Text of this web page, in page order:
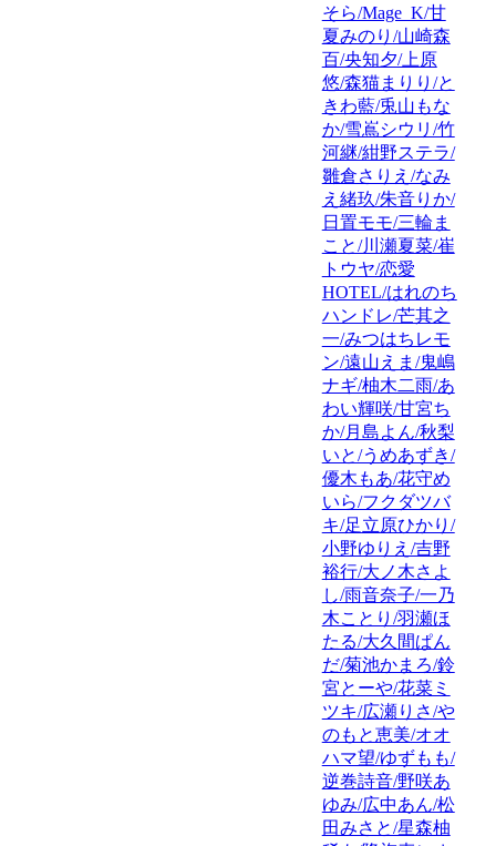
そら/Mage_K/甘
夏みのり/山崎森
百/央知夕/上原
悠/森猫まりり/と
きわ藍/兎山もな
か/雪嶌シウリ/竹
河継/紺野ステラ/
雛倉さりえ/なみ
え緒玖/朱音りか/
日置モモ/三輪ま
こと/川瀬夏菜/崔
トウヤ/恋愛
HOTEL/はれのち
ハンドレ/芒其之
一/みつはちレモ
ン/遠山えま/鬼嶋
ナギ/柚木二雨/あ
わい輝咲/甘宮ち
か/月島よん/秋梨
いと/うめあずき/
優木もあ/花守め
いら/フクダツバ
キ/足立原ひかり/
小野ゆりえ/吉野
裕行/大ノ木さよ
し/雨音奈子/一乃
木ことり/羽瀬ほ
たる/大久間ぱん
だ/菊池かまろ/鈴
宮とーや/花菜ミ
ツキ/広瀬りさ/や
のもと恵美/オオ
ハマ望/ゆずもも/
逆巻詩音/野咲あ
ゆみ/広中あん/松
田みさと/星森柚